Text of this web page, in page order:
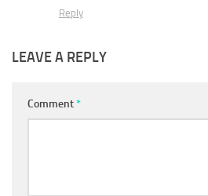
Reply
LEAVE A REPLY
Comment*